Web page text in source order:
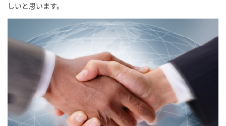
しいと思います。